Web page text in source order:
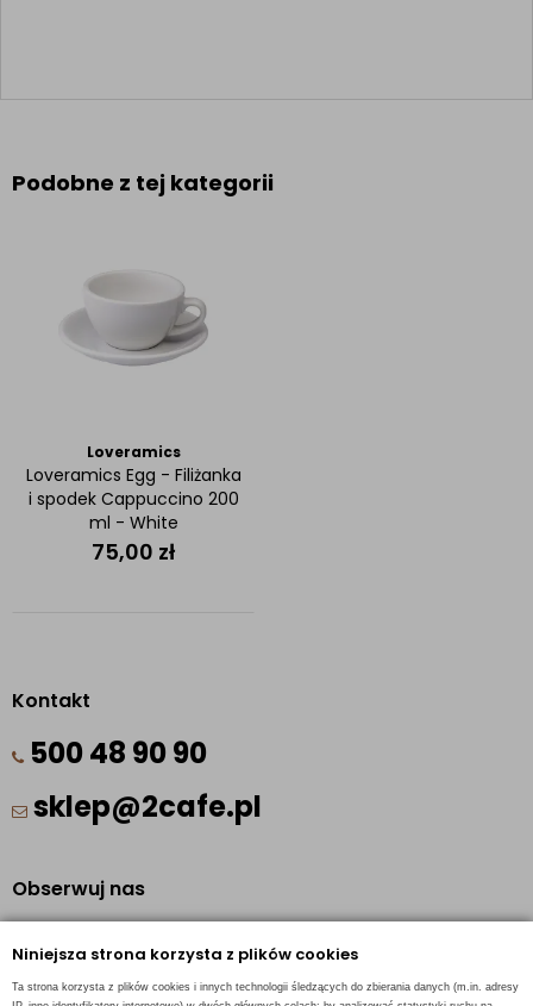
Niniejsza strona korzysta z plików cookies
Ta strona korzysta z plików cookies i innych technologii śledzących do zbierania danych (m.in. adresy
Podobne z tej kategorii
Loveramics
Loveramics Egg - Filiżanka
i spodek Cappuccino 200
ml - White
75,00 zł
Kontakt
500 48 90 90
sklep@2cafe.pl
Obserwuj nas